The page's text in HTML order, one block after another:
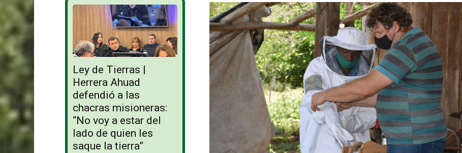
Ley de Tierras |
Herrera Ahuad
defendió a las
chacras misioneras:
“No voy a estar del
lado de quien les
saque la tierra”